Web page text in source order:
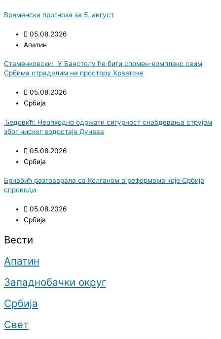
Временска прогноза за 5. август
05.08.2026
Апатин
Стаменковски: У Банстолу ће бити спомен-комплекс свим
Србима страдалим на простору Хрватске
05.08.2026
Србија
Ђедовић: Неопходно одржати сигурност снабдевања струјом
због ниског водостаја Дунава
05.08.2026
Србија
Брнабић разговарала са Колганом о реформама које Србија
спроводи
05.08.2026
Србија
Вести
Апатин
Западнобачки округ
Србија
Свет